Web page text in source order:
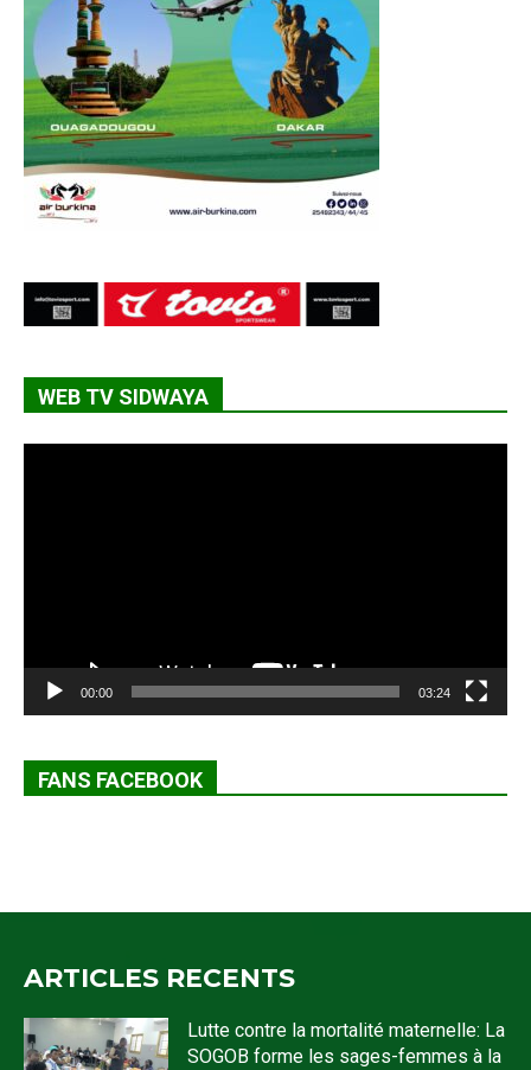
WEB TV SIDWAYA
00:00 03:24
FANS FACEBOOK
ARTICLES RECENTS
Lutte contre la mortalité maternelle: La
SOGOB forme les sages-femmes à la